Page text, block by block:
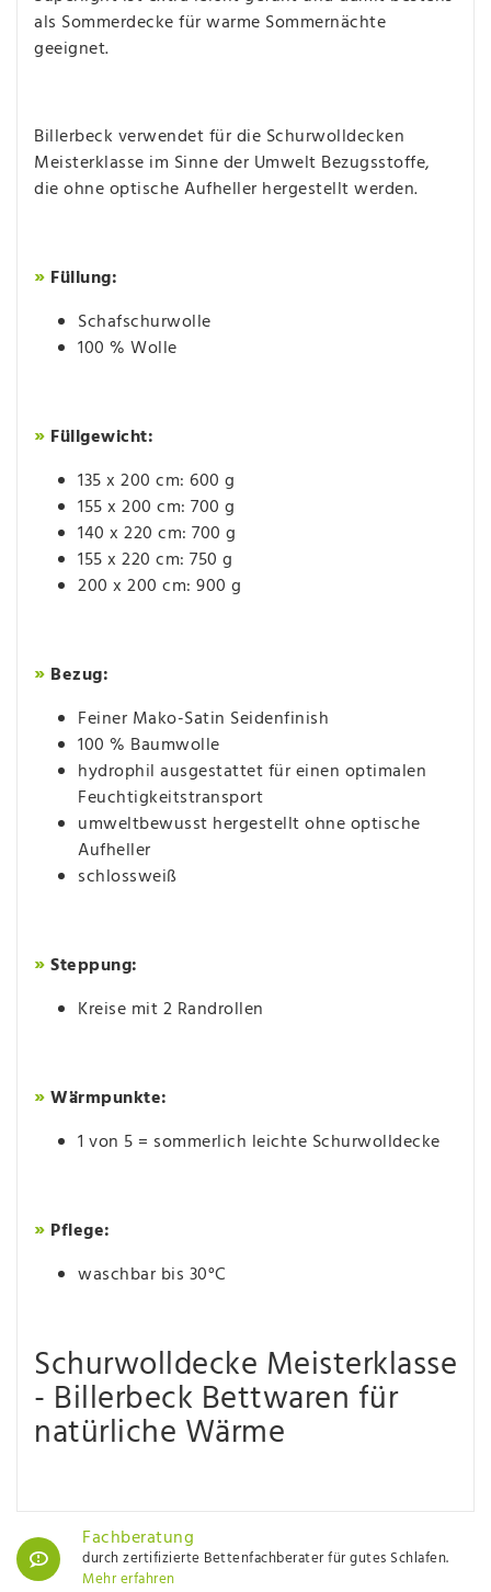
als Sommerdecke für warme Sommernächte
geeignet.
Billerbeck verwendet für die Schurwolldecken
Meisterklasse im Sinne der Umwelt Bezugsstoffe,
die ohne optische Aufheller hergestellt werden.
» Füllung:
Schafschurwolle
100 % Wolle
» Füllgewicht:
135 x 200 cm: 600 g
155 x 200 cm: 700 g
140 x 220 cm: 700 g
155 x 220 cm: 750 g
​200 x 200 cm: 900 g
» Bezug:
Feiner Mako-Satin Seidenfinish
100 % Baumwolle
hydrophil ausgestattet für einen optimalen
Feuchtigkeitstransport
umweltbewusst hergestellt ohne optische
Aufheller
schlossweiß
»Steppung:
Kreise mit 2 Randrollen
»Wärmpunkte:
1 von 5 = sommerlich leichte Schurwolldecke
» Pflege:
waschbar bis 30°C
Schurwolldecke Meisterklasse
- Billerbeck Bettwaren für
natürliche Wärme
Fachberatung
durch zertifizierte Bettenfachberater für gutes Schlafen.
Mehr erfahren